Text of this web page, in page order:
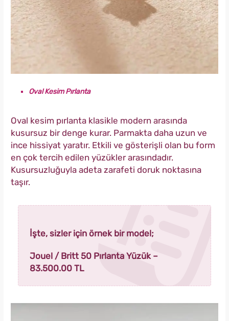
Oval Kesim Pırlanta
Oval kesim pırlanta klasikle modern arasında
kusursuz bir denge kurar. Parmakta daha uzun ve
ince hissiyat yaratır. Etkili ve gösterişli olan bu form
en çok tercih edilen yüzükler arasındadır.
Kusursuzluğuyla adeta zarafeti doruk noktasına
taşır.
İşte, sizler için örnek bir model;
Jouel / Britt 50 Pırlanta Yüzük –
83.500.00 TL